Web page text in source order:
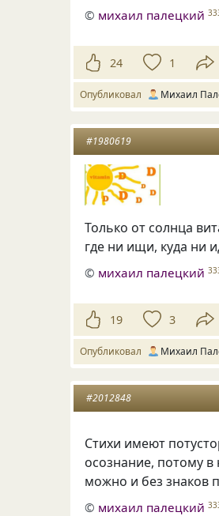
© михаил палецкий
24 1
Опубликовал Михаил
#1980619
Только от солнца
где ни ищи, куда ни
© михаил палецкий
19 3
Опубликовал Михаил
#2012848
Стихи имеют
осознание, потому в
можно и без знаков
© михаил палецкий